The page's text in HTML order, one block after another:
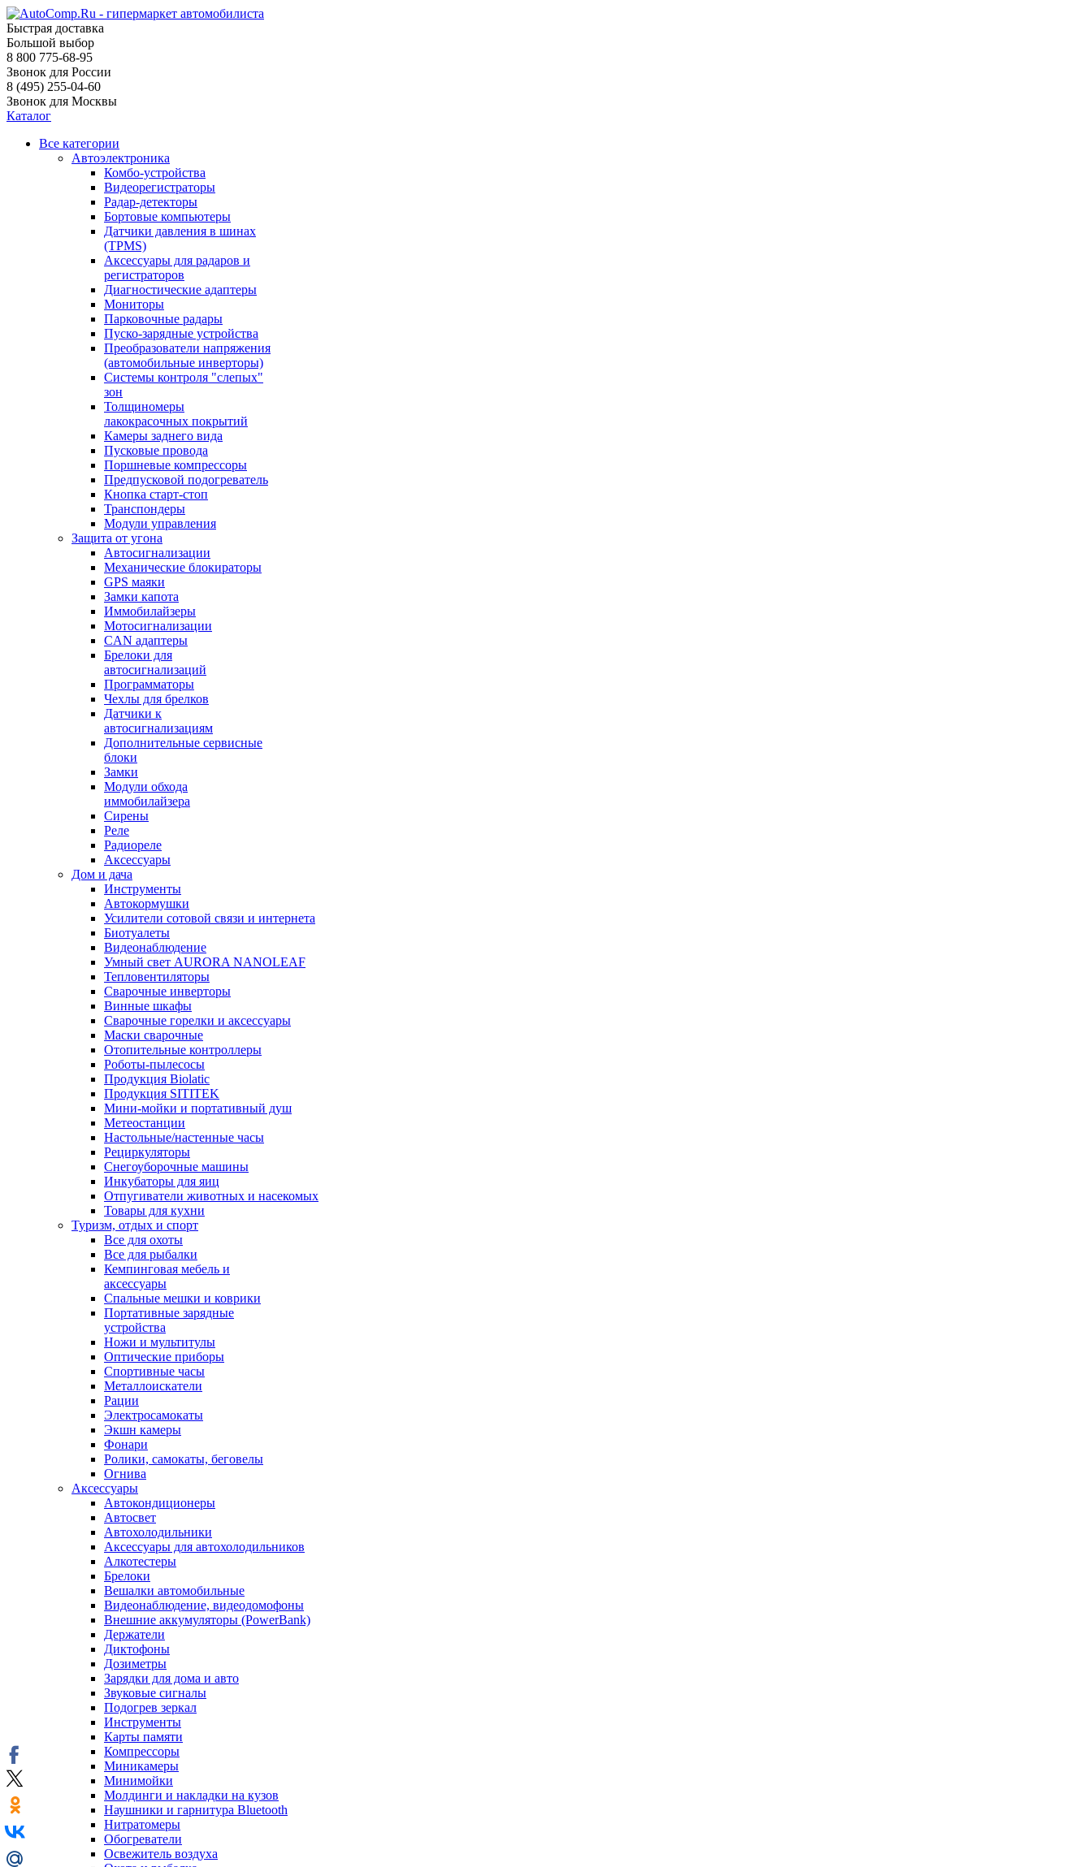
Быстрая доставка
Большой выбор
8 800 775-68-95
Звонок для России
8 (495) 255-04-60
Звонок для Москвы
Каталог
Все категории
Автоэлектроника
Комбо-устройства
Видеорегистраторы
Радар-детекторы
Бортовые компьютеры
Датчики давления в шинах
(TPMS)
Аксессуары для радаров и
регистраторов
Диагностические адаптеры
Мониторы
Парковочные радары
Пуско-зарядные устройства
Преобразователи напряжения
(автомобильные инверторы)
Системы контроля "слепых"
зон
Толщиномеры
лакокрасочных покрытий
Камеры заднего вида
Пусковые провода
Поршневые компрессоры
Предпусковой подогреватель
Кнопка старт-стоп
Транспондеры
Модули управления
Защита от угона
Автосигнализации
Механические блoкираторы
GPS маяки
Замки капота
Иммобилайзеры
Мотосигнализации
CAN адаптеры
Брелоки для
автосигнализаций
Программаторы
Чехлы для брелков
Датчики к
автосигнализациям
Дополнительные сервисные
блоки
Замки
Модули обхода
иммобилайзера
Сирены
Реле
Радиореле
Аксессуары
Дом и дача
Инструменты
Автокормушки
Усилители сотовой связи и интернета
Биотуалеты
Видеонаблюдение
Умный свет AURORA NANOLEAF
Тепловентиляторы
Сварочные инверторы
Винные шкафы
Сварочные горелки и аксессуары
Маски сварочные
Отопительные контроллеры
Роботы-пылесосы
Продукция Biolatic
Продукция SITITEK
Мини-мойки и портативный душ
Метеостанции
Настольные/настенные часы
Рециркуляторы
Снегоуборочные машины
Инкубаторы для яиц
Отпугиватели животных и насекомых
Товары для кухни
Туризм, отдых и спорт
Все для охоты
Все для рыбалки
Кемпинговая мебель и
аксессуары
Спальные мешки и коврики
Портативные зарядные
устройства
Ножи и мультитулы
Оптические приборы
Спортивные часы
Металлоискатели
Рации
Электросамокаты
Экшн камеры
Фонари
Ролики, самокаты, беговелы
Огнива
Аксессуары
Автокондиционеры
Aвтосвет
Автохолодильники
Аксессуары для автохолодильников
Алкотестеры
Брелоки
Вешалки автомобильные
Видеонаблюдение, видеодомофоны
Внешние аккумуляторы (PowerBank)
Держатели
Диктофоны
Дозиметры
Зарядки для дома и авто
Звуковые сигналы
Подогрев зеркал
Инструменты
Карты памяти
Компрессоры
Миникамеры
Минимойки
Молдинги и накладки на кузов
Наушники и гарнитура Bluetooth
Нитратомеры
Обогреватели
Освежитель воздуха